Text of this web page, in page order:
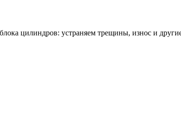
цилиндров: устраняем трещины, износ и